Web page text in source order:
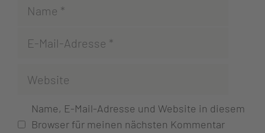
Name, E-Mail-Adresse und Website in diesem
Browser für meinen nächsten Kommentar